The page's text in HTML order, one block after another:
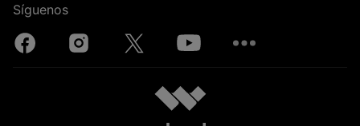
Síguenos